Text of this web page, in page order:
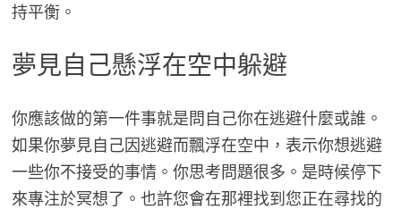
持平衡。
夢見自己懸浮在空中躲避
你應該做的第一件事就是問自己你在逃避什麼或誰。
如果你夢見自己因逃避而飄浮在空中，表示你想逃避
一些你不接受的事情。你思考問題很多。是時候停下
來專注於冥想了。也許您會在那裡找到您正在尋找的